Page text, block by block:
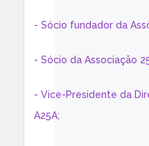
- Sócio fundador da
- Sócio da Associação
- Vice-Presidente da
A25A;